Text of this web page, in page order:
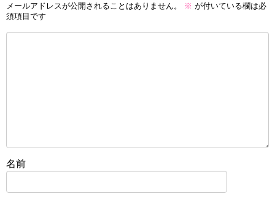
メールアドレスが公開されることはありません。 ※ が付いている欄は必
須項目です
名前